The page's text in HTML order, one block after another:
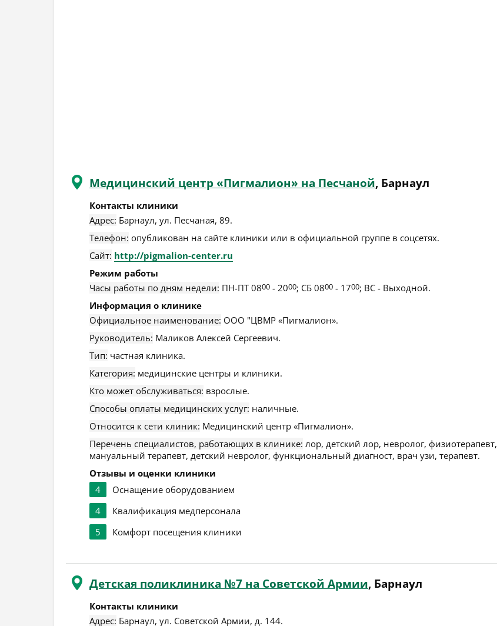
Медицинский центр «Пигмалион» на Песчаной, Барнаул
Контакты клиники
Адрес: Барнаул, ул. Песчаная, 89.
Телефон: опубликован на сайте клиники или в официальной группе в соцсетях.
Сайт: http://pigmalion-center.ru
Режим работы
Часы работы по дням недели: ПН-ПТ 0800 - 2000; СБ 0800 - 1700; ВС - Выходной.
Информация о клинике
Официальное наименование: ООО "ЦВМР «Пигмалион».
Руководитель: Маликов Алексей Сергеевич.
Тип: частная клиника.
Категория: медицинские центры и клиники.
Кто может обслуживаться: взрослые.
Способы оплаты медицинских услуг: наличные.
Относится к сети клиник: Медицинский центр «Пигмалион».
Перечень специалистов, работающих в клинике: лор, детский лор, невролог, физиотерапевт,
мануальный терапевт, детский невролог, функциональный диагност, врач узи, терапевт.
Отзывы и оценки клиники
4
Оснащение оборудованием
4
Квалификация медперсонала
5
Комфорт посещения клиники
Детская поликлиника №7 на Советской Армии, Барнаул
Контакты клиники
Адрес: Барнаул, ул. Советской Армии, д. 144.